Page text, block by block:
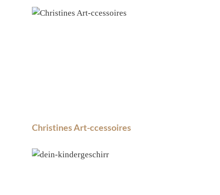
Christines Art-ccessoires